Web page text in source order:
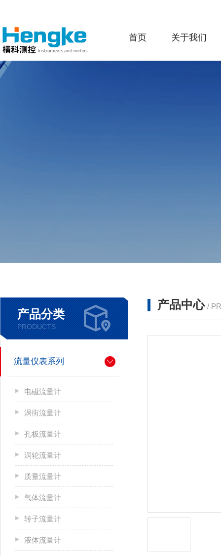
首页 关于我们
产品分类
PRODUCTS
流量仪表系列
电磁流量计
涡街流量计
孔板流量计
涡轮流量计
质量流量计
气体流量计
转子流量计
液体流量计
产品中心 /